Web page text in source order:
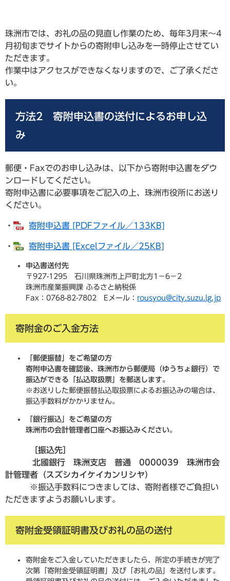
珠洲市では、お礼の品の見直し作業のため、毎年3月末～4
月初旬までサイトからの寄附申し込みを一時停止させてい
ただきます。
作業中はアクセスができなくなりますので、ご了承くださ
い。
方法2​ 寄附申込書の送付によるお申し込
み
郵便・Faxでのお申し込みは、以下から寄附申込書をダウ
ンロードしてください。
寄附申込書に必要事項をご記入の上、珠洲市役所にお送り
ください。
・ 寄附申込書 [PDFファイル／133KB]
・ 寄附申込書 [Excelファイル／25KB]
申込書送付先
〒927-1295 石川県珠洲市上戸町北方1－6－2
珠洲市産業振興課 ふるさと納税係
Fax：0768-82-7802 Eメール： rousyou@city.suzu.lg.jp
寄附金のご入金方法
「郵便振替」をご希望の方
寄附申込書を確認後、珠洲市から郵便局（ゆうちょ銀行）で
振込ができる「払込取扱票」を郵送します。
※お送りした郵便振替払込取扱票によるお振込みの場合は、
振込手数料がかかりません。
「銀行振込」をご希望の方
珠洲市の会計管理者口座へお振込みください。
［振込先］
北國銀行 珠洲支店 普通 0000039 珠洲市会
計管理者（スズシカイケイカンリシヤ）
※振込手数料につきましては、寄附者様でご負担い
ただきますようお願いします。
寄附金受領証明書及びお礼の品の送付
寄附金をご入金していただきましたら、所定の手続きが完了
次第「寄附金受領証明書」及び「お礼の品」を送付します。